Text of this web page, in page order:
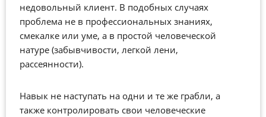
недовольный клиент. В подобных случаях
проблема не в профессиональных знаниях,
смекалке или уме, а в простой человеческой
натуре (забывчивости, легкой лени,
рассеянности).
Навык не наступать на одни и те же грабли, а
также контролировать свои человеческие